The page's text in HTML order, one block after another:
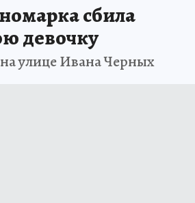
сбила
девочку
улице Ивана Черных